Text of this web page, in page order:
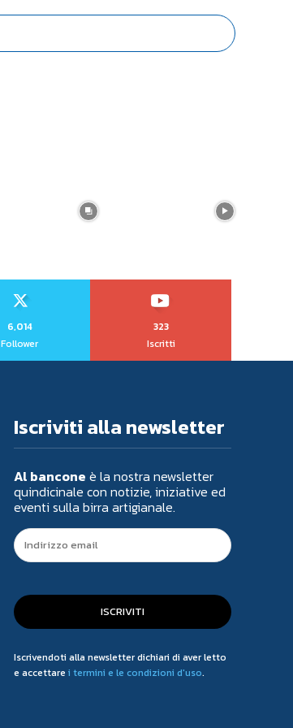
6,014
Follower
323
Iscritti
Iscriviti alla newsletter
Al bancone è la nostra newsletter
quindicinale con notizie, iniziative ed
eventi sulla birra artigianale.
ISCRIVITI
Iscrivendoti alla newsletter dichiari di aver letto
e accettare i termini e le condizioni d'uso.